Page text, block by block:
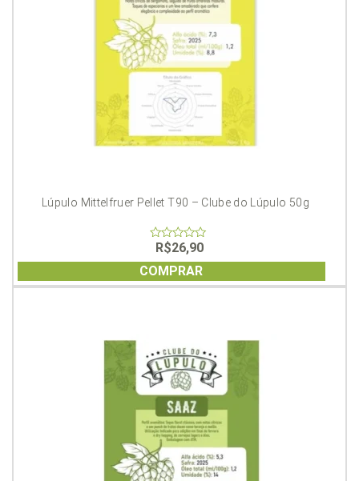
Lúpulo Mittelfruer Pellet T90 – Clube do Lúpulo 50g
of
5
R$26,90
COMPRAR